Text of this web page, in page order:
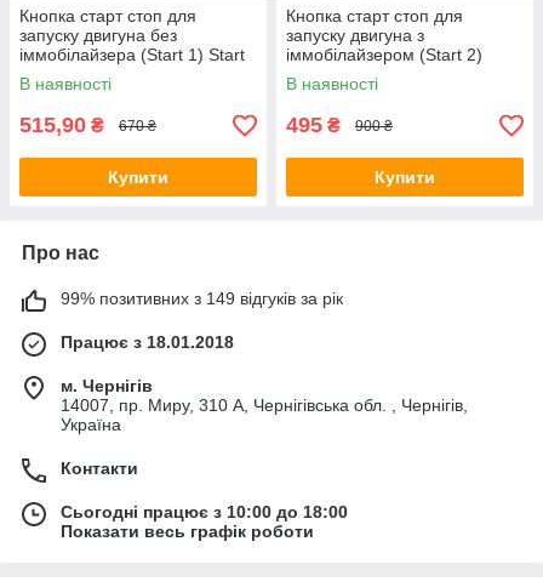
Кнопка старт стоп для
запуску двигуна без
іммобілайзера (Start 1) Start
Stop v2
В наявності
515,90 ₴ 670 ₴
Купити
Кнопка старт стоп для
запуску двигуна з
іммобілайзером (Start 2)
В наявності
495 ₴ 900 ₴
Купити
Про нас
99% позитивних з 149 відгуків за рік
Працює з 18.01.2018
м. Чернігів
14007, пр. Миру, 310 А, Чернігівська обл. , Чернігів,
Україна
Контакти
Сьогодні працює з 10:00 до 18:00
Показати весь графік роботи